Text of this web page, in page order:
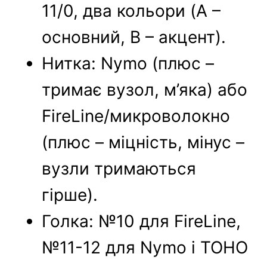
11/0, два кольори (A –
основний, B – акцент).
Нитка: Nymo (плюс –
тримає вузол, м’яка) або
FireLine/микроволокно
(плюс – міцність, мінус –
вузли тримаються
гірше).
Голка: №10 для FireLine,
№11-12 для Nymo і TOHO